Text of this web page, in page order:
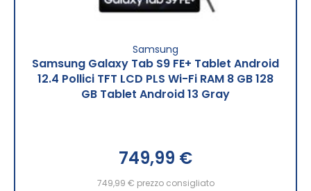
Samsung
Samsung Galaxy Tab S9 FE+ Tablet Android
12.4 Pollici TFT LCD PLS Wi-Fi RAM 8 GB 128
GB Tablet Android 13 Gray
749,99 €
749,99 € prezzo consigliato